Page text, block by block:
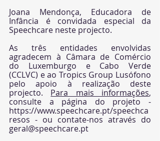
Joana Mendonça, Educadora de
Infância é convidada especial da
Speechcare neste projecto.
As três entidades envolvidas
agradecem à Câmara de Comércio
do Luxemburgo e Cabo Verde
(CCLVC) e ao Tropics Group Lusófono
pelo apoio à realização deste
projecto. Para mais informações,
https://www.speechcare.pt/speechca
resos
geral@speechcare.pt